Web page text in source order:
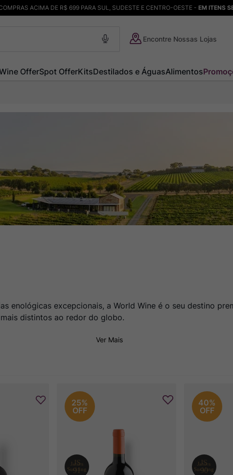
ACIMA DE R$ 699 PARA SUL, SUDESTE E CENTRO-OESTE - EM ITENS
Encontre Nossas Lojas
OfferSpot OfferKitsDestilados e ÁguasAlimentos
enológicas excepcionais, a World Wine é o seu destino
distintos ao redor do globo.
Ver Mais
25%
OFF
40%
OFF